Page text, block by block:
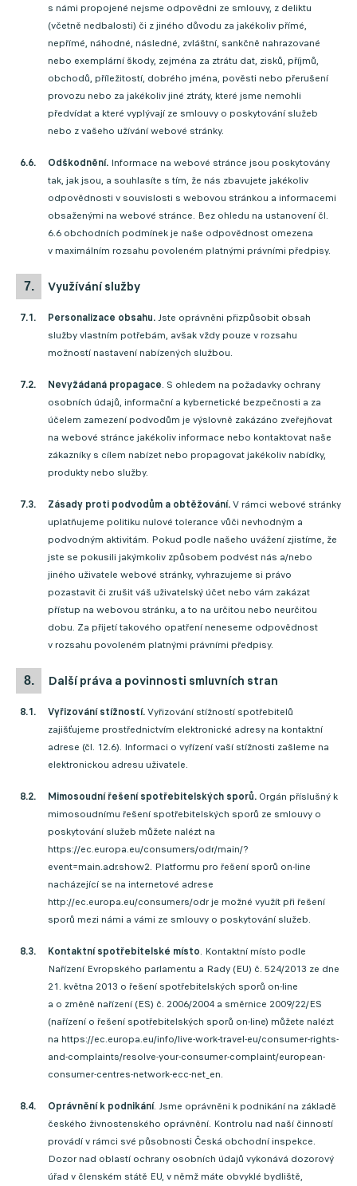
s námi propojené nejsme odpovědni ze smlouvy, z deliktu
(včetně nedbalosti) či z jiného důvodu za jakékoliv přímé,
nepřímé, náhodné, následné, zvláštní, sankčně nahrazované
nebo exemplární škody, zejména za ztrátu dat, zisků, příjmů,
obchodů, příležitostí, dobrého jména, pověsti nebo přerušení
provozu nebo za jakékoliv jiné ztráty, které jsme nemohli
předvídat a které vyplývají ze smlouvy o poskytování služeb
nebo z vašeho užívání webové stránky.
Odškodnění. Informace na webové stránce jsou poskytovány
tak, jak jsou, a souhlasíte s tím, že nás zbavujete jakékoliv
odpovědnosti v souvislosti s webovou stránkou a informacemi
obsaženými na webové stránce. Bez ohledu na ustanovení čl.
6.6 obchodních podmínek je naše odpovědnost omezena
v maximálním rozsahu povoleném platnými právními předpisy.
využívání služby
Personalizace obsahu.Jste oprávněni přizpůsobit obsah
služby vlastním potřebám, avšak vždy pouze v rozsahu
možností nastavení nabízených službou.
Nevyžádaná propagace. S ohledem na požadavky ochrany
osobních údajů, informační a kybernetické bezpečnosti a za
účelem zamezení podvodům je výslovně zakázáno zveřejňovat
na webové stránce jakékoliv informace nebo kontaktovat naše
zákazníky s cílem nabízet nebo propagovat jakékoliv nabídky,
produkty nebo služby.
Zásady proti podvodům a obtěžování.V rámci webové stránky
uplatňujeme politiku nulové tolerance vůči nevhodným a
podvodným aktivitám. Pokud podle našeho uvážení zjistíme, že
jste se pokusili jakýmkoliv způsobem podvést nás a/nebo
jiného uživatele webové stránky, vyhrazujeme si právo
pozastavit či zrušit váš uživatelský účet nebo vám zakázat
přístup na webovou stránku, a to na určitou nebo neurčitou
dobu. Za přijetí takového opatření neneseme odpovědnost
v rozsahu povoleném platnými právními předpisy.
další práva a povinnosti smluvních stran
Vyřizování stížností.Vyřizování stížností spotřebitelů
zajišťujeme prostřednictvím elektronické adresy na kontaktní
adrese (čl. 12.6). Informaci o vyřízení vaší stížnosti zašleme na
elektronickou adresu uživatele.
Mimosoudní řešení spotřebitelských sporů. Orgán příslušný k
mimosoudnímu řešení spotřebitelských sporů ze smlouvy o
poskytování služeb můžete nalézt na
https://ec.europa.eu/consumers/odr/main/?
event=main.adr.show2. Platformu pro řešení sporů on-line
nacházející se na internetové adrese
http://ec.europa.eu/consumers/odr je možné využít při řešení
sporů mezi námi a vámi ze smlouvy o poskytování služeb.
Kontaktní spotřebitelské místo. Kontaktní místo podle
Nařízení Evropského parlamentu a Rady (EU) č. 524/2013 ze dne
21. května 2013 o řešení spotřebitelských sporů on-line
a o změně nařízení (ES) č. 2006/2004 a směrnice 2009/22/ES
(nařízení o řešení spotřebitelských sporů on-line) můžete nalézt
na https://ec.europa.eu/info/live-work-travel-eu/consumer-rights-
and-complaints/resolve-your-consumer-complaint/european-
consumer-centres-network-ecc-net_en.
Oprávnění k podnikání. Jsme oprávněni k podnikání na základě
českého živnostenského oprávnění. Kontrolu nad naší činností
provádí v rámci své působnosti Česká obchodní inspekce.
Dozor nad oblastí ochrany osobních údajů vykonává dozorový
úřad v členském státě EU, v němž máte obvyklé bydliště,